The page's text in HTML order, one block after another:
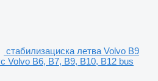
стабилизациска летва Volvo B9
Volvo B6, B7, B9, B10, B12 bus